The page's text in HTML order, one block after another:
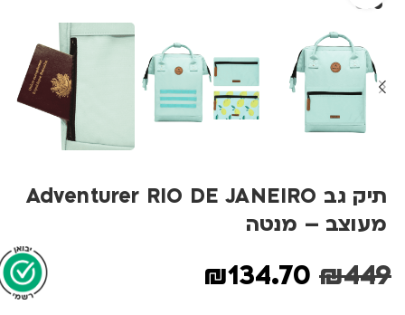
תיק גב Adventurer RIO DE JANEIRO
מעוצב – מנטה
₪449
₪134.70